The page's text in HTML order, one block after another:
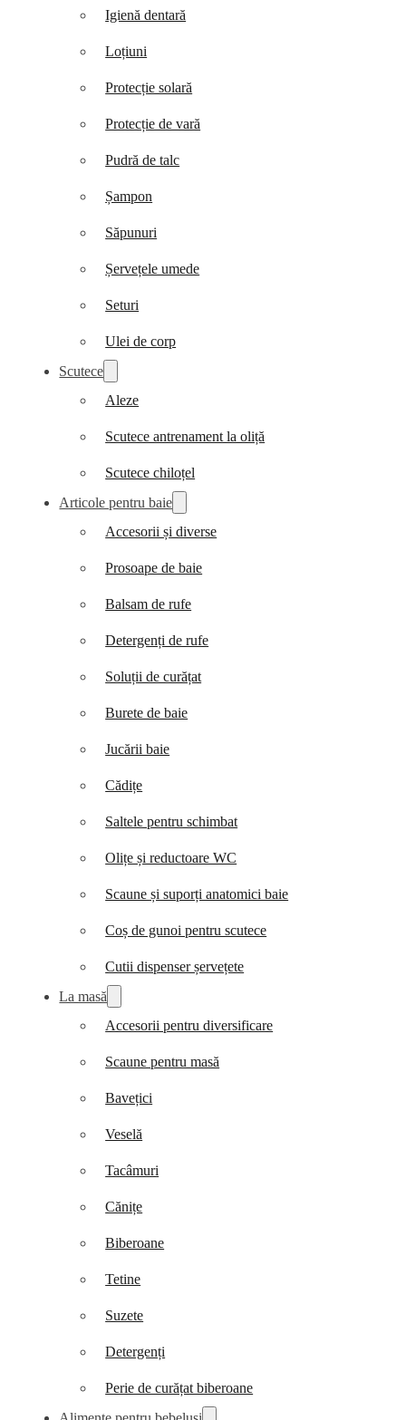
Igienă dentară
Loțiuni
Protecție solară
Protecție de vară
Pudră de talc
Șampon
Săpunuri
Șervețele umede
Seturi
Ulei de corp
Scutece
Aleze
Scutece antrenament la oliță
Scutece chiloțel
Articole pentru baie
Accesorii și diverse
Prosoape de baie
Balsam de rufe
Detergenți de rufe
Soluții de curățat
Burete de baie
Jucării baie
Cădițe
Saltele pentru schimbat
Olițe și reductoare WC
Scaune și suporți anatomici baie
Coș de gunoi pentru scutece
Cutii dispenser șervețete
La masă
Accesorii pentru diversificare
Scaune pentru masă
Bavețici
Veselă
Tacâmuri
Cănițe
Biberoane
Tetine
Suzete
Detergenți
Perie de curățat biberoane